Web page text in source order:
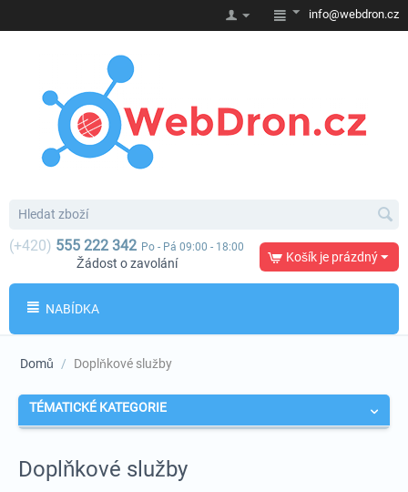
info@webdron.cz
(+420) 555 222 342 Po - Pá 09:00 - 18:00
Žádost o zavolání Košík je prázdný
NABÍDKA
Domů / Doplňkové služby
TÉMATICKÉ KATEGORIE
Doplňkové služby